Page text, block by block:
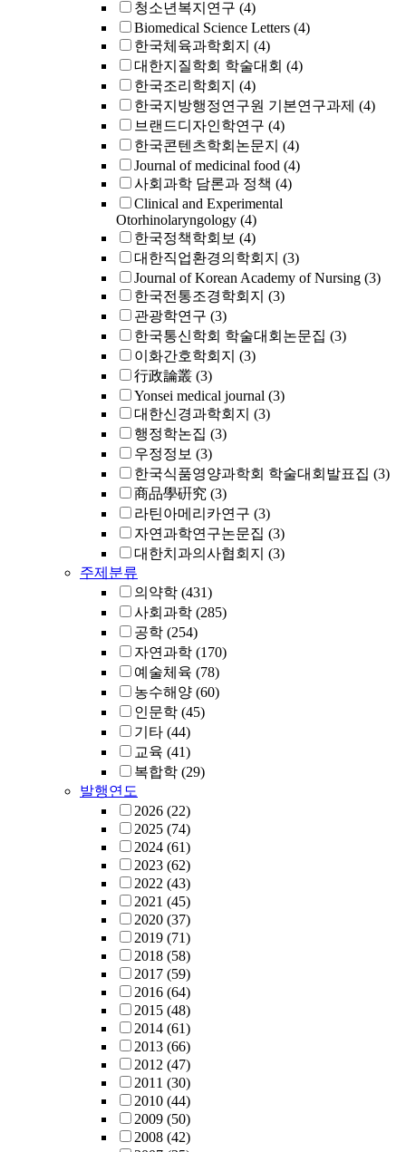
청소년복지연구 (4)
Biomedical Science Letters (4)
한국체육과학회지 (4)
대한지질학회 학술대회 (4)
한국조리학회지 (4)
한국지방행정연구원 기본연구과제 (4)
브랜드디자인학연구 (4)
한국콘텐츠학회논문지 (4)
Journal of medicinal food (4)
사회과학 담론과 정책 (4)
Clinical and Experimental
Otorhinolaryngology (4)
한국정책학회보 (4)
대한직업환경의학회지 (3)
Journal of Korean Academy of Nursing (3)
한국전통조경학회지 (3)
관광학연구 (3)
한국통신학회 학술대회논문집 (3)
이화간호학회지 (3)
行政論叢 (3)
Yonsei medical journal (3)
대한신경과학회지 (3)
행정학논집 (3)
우정정보 (3)
한국식품영양과학회 학술대회발표집 (3)
商品學硏究 (3)
라틴아메리카연구 (3)
자연과학연구논문집 (3)
대한치과의사협회지 (3)
주제분류
의약학 (431)
사회과학 (285)
공학 (254)
자연과학 (170)
예술체육 (78)
농수해양 (60)
인문학 (45)
기타 (44)
교육 (41)
복합학 (29)
발행연도
2026 (22)
2025 (74)
2024 (61)
2023 (62)
2022 (43)
2021 (45)
2020 (37)
2019 (71)
2018 (58)
2017 (59)
2016 (64)
2015 (48)
2014 (61)
2013 (66)
2012 (47)
2011 (30)
2010 (44)
2009 (50)
2008 (42)